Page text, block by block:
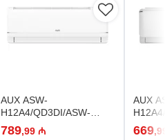
AUX ASW-
H12A4/QD3DI/ASW-
H12A4/QDR3D1
789,99 ₼
AUX
669